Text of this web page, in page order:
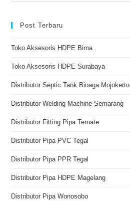
Post Terbaru
Toko Aksesoris HDPE Bima
Toko Aksesoris HDPE Surabaya
Distributor Septic Tank Bioaga Mojokerto
Distributor Welding Machine Semarang
Distributor Fitting Pipa Ternate
Distributor Pipa PVC Tegal
Distributor Pipa PPR Tegal
Distributor Pipa HDPE Magelang
Distributor Pipa Wonosobo